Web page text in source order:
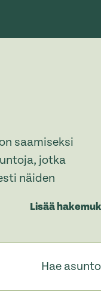
saamiseksi
jotka
näiden
Lisää
Hae